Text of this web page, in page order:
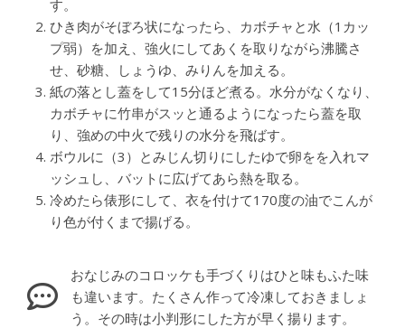
す。
ひき肉がそぼろ状になったら、カボチャと水（1カッ
プ弱）を加え、強火にしてあくを取りながら沸騰さ
せ、砂糖、しょうゆ、みりんを加える。
紙の落とし蓋をして15分ほど煮る。水分がなくなり、
カボチャに竹串がスッと通るようになったら蓋を取
り、強めの中火で残りの水分を飛ばす。
ボウルに（3）とみじん切りにしたゆで卵をを入れマ
ッシュし、バットに広げてあら熱を取る。
冷めたら俵形にして、衣を付けて170度の油でこんが
り色が付くまで揚げる。
おなじみのコロッケも手づくりはひと味もふた味
も違います。たくさん作って冷凍しておきましょ
う。その時は小判形にした方が早く揚ります。